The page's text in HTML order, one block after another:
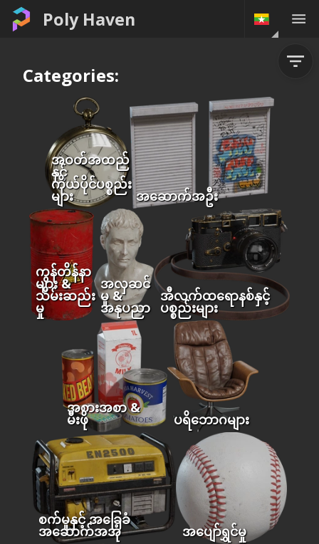
Poly Haven
Categories:
အဝတ်အထည်
နှင့်
ကိုယ်ပိုင်ပစ္စည်း
များ အဆောက်အဦး
ကွန်တိန်နာ
များ &
သိမ်းဆည်း
မှု
အလှဆင်
မှု &
အနုပညာ
အီလက်ထရောနစ်နှင့်
ပစ္စည်းများ
အစားအစာ &
မီးဖို ပရိဘောဂများ
စက်မှုနှင့် အခြေခံ
အဆောက်အအုံ အပျော်ရွှင်မှု